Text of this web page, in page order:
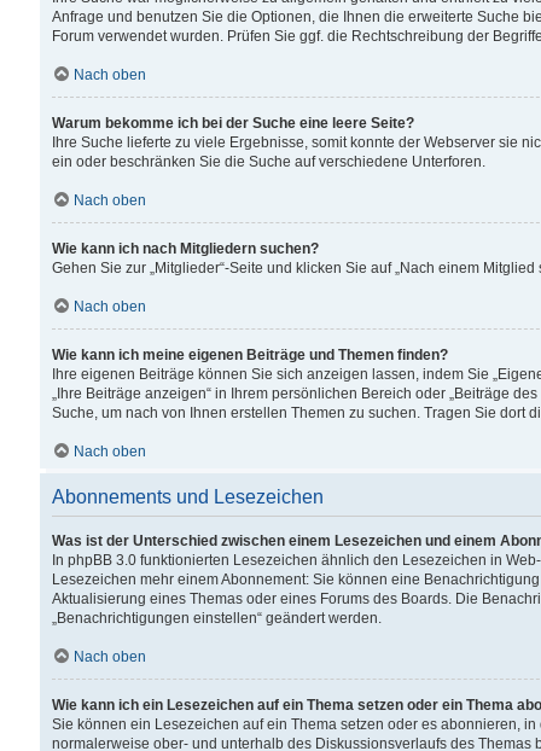
Anfrage und benutzen Sie die Optionen, die Ihnen die erweiterte Suche
Forum verwendet wurden. Prüfen Sie ggf. die Rechtschreibung der
Nach oben
Warum bekomme ich bei der Suche eine leere Seite?
Ihre Suche lieferte zu viele Ergebnisse, somit konnte der Webserver sie
ein oder beschränken Sie die Suche auf verschiedene Unterforen.
Nach oben
Wie kann ich nach Mitgliedern suchen?
Gehen Sie zur „Mitglieder“-Seite und klicken Sie auf „Nach einem Mitglied
Nach oben
Wie kann ich meine eigenen Beiträge und Themen finden?
Ihre eigenen Beiträge können Sie sich anzeigen lassen, indem Sie
„Ihre Beiträge anzeigen“ in Ihrem persönlichen Bereich oder „Beiträge
Suche, um nach von Ihnen erstellen Themen zu suchen. Tragen Sie dort
Nach oben
Abonnements und Lesezeichen
Was ist der Unterschied zwischen einem Lesezeichen und einem
In phpBB 3.0 funktionierten Lesezeichen ähnlich den Lesezeichen in
Lesezeichen mehr einem Abonnement: Sie können eine
Aktualisierung eines Themas oder eines Forums des Boards. Die
„Benachrichtigungen einstellen“ geändert werden.
Nach oben
Wie kann ich ein Lesezeichen auf ein Thema setzen oder ein Thema
Sie können ein Lesezeichen auf ein Thema setzen oder es abonnieren,
normalerweise ober- und unterhalb des Diskussionsverlaufs des Themas